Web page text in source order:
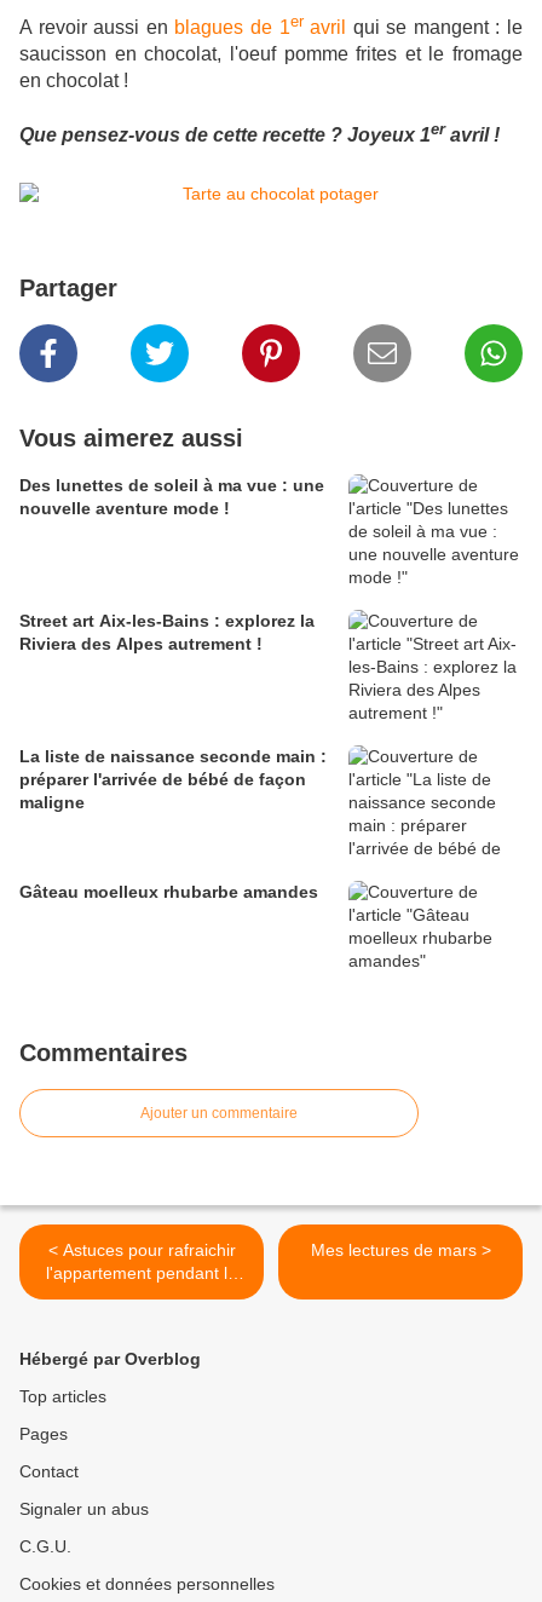
A revoir aussi en blagues de 1er avril
qui se mangent : le
saucisson en chocolat, l'oeuf pomme frites et le fromage
en chocolat !
Que pensez-vous de cette recette ? Joyeux 1eravril !
Partager
Vous aimerez aussi
Des lunettes de soleil à ma vue : une
nouvelle aventure mode !
Street art Aix-les-Bains : explorez la
Riviera des Alpes autrement !
La liste de naissance seconde main :
préparer l'arrivée de bébé de façon
maligne
Gâteau moelleux rhubarbe amandes
Commentaires
Ajouter un commentaire
< Astuces pour rafraichir
l'appartement pendant la
canicule
Mes lectures de mars >
Hébergé par Overblog
Top articles
Pages
Contact
Signaler un abus
C.G.U.
Cookies et données personnelles